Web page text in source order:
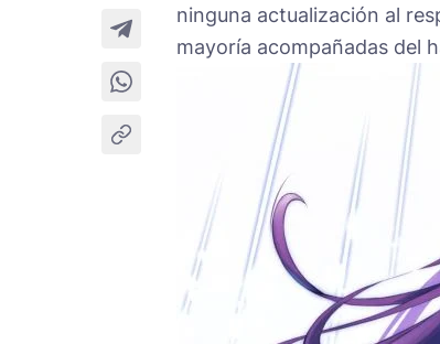
ninguna actualización al
mayoría acompañadas del